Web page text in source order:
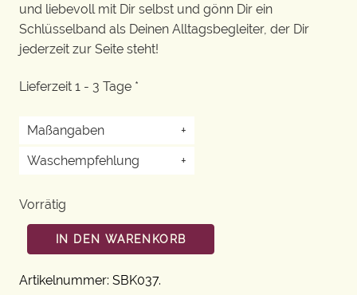
und liebevoll mit Dir selbst und gönn Dir ein
Schlüsselband als Deinen Alltagsbegleiter, der Dir
jederzeit zur Seite steht!
Lieferzeit 1 - 3 Tage *
Maßangaben
+
Waschempfehlung
+
Vorrätig
IN DEN WARENKORB
Artikelnummer: SBK037.